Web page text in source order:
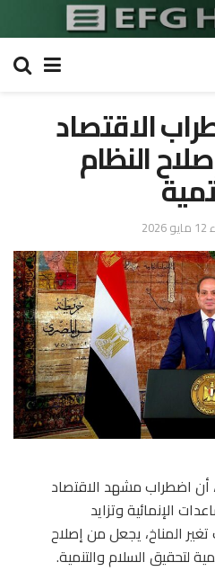
الاقتصاد
النظام
أن اضطراب مشهد الاقتصاد
الإنمائية وتزايد
المناخ، يجعل من إصلاح
لتحقيق السلام والتنمية.